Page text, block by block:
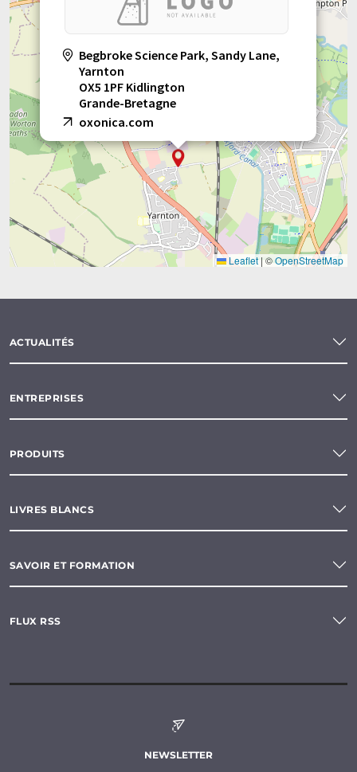
Begbroke Science Park, Sandy Lane,
Yarnton
OX5 1PF Kidlington
Grande-Bretagne
oxonica.com
Leaflet | ©OpenStreetMap
ACTUALITÉS
ENTREPRISES
PRODUITS
LIVRES BLANCS
SAVOIR ET FORMATION
FLUX RSS
NEWSLETTER